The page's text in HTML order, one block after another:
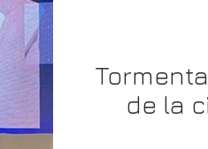
de la